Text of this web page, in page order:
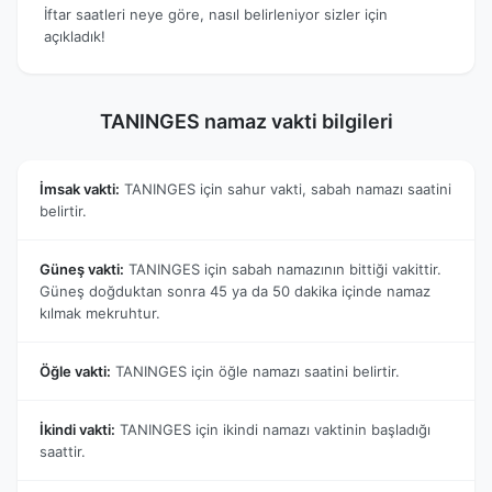
İftar saatleri neye göre, nasıl belirleniyor sizler için
açıkladık!
TANINGES namaz vakti bilgileri
İmsak vakti: TANINGES için sahur vakti, sabah namazı saatini
belirtir.
Güneş vakti: TANINGES için sabah namazının bittiği vakittir.
Güneş doğduktan sonra 45 ya da 50 dakika içinde namaz
kılmak mekruhtur.
Öğle vakti: TANINGES için öğle namazı saatini belirtir.
İkindi vakti: TANINGES için ikindi namazı vaktinin başladığı
saattir.